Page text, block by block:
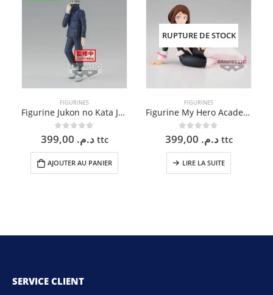
FIGURINES
Figurine Jukon no Kata Jujutsu Kaisen – Toge Inumaki Version B – 17 cm
0 sur 5د.م. ttc
AJOUTER AU PANIER
RUPTURE DE STOCK
FIGURINES
Figurine My Hero Academia – Break Time Vol. 4 – Ochaco Ururaka – 10 cm
0 sur 5د.م. ttc
LIRE LA SUITE
SERVICE CLIENT